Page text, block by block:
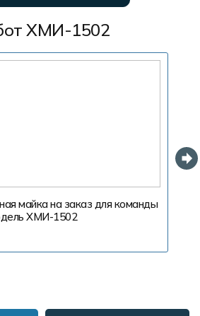
ХМИ-1502
майка на заказ для команды
ХМИ-1502